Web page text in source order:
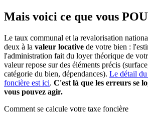
Mais voici ce que vous
Le taux communal et la revalorisation
deux à la valeur locative de votre bien :
l'administration fait du loyer théorique de
valeur repose sur des éléments précis
catégorie du bien, dépendances). Le détail
foncière est ici. C'est là que les erreurs se
vous pouvez agir.
Comment se calcule votre taxe foncière